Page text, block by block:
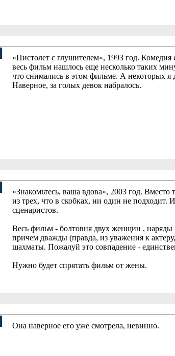
«Пистолет с глушителем», 1993 год.
весь фильм нашлось еще несколько таких
что снимались в этом фильме. А некоторых
Наверное, за голых девок набралось.
«Знакомьтесь, ваша вдова», 2003 год.
из трех, что в скобках, ни один не подходит.
сценаристов.
Весь фильм - болтовня двух женщин ,
причем дважды (правда, из уважения к
шахматы. Пожалуй это совпадение -
Нужно будет спрятать фильм от жены.
Она наверное его уже смотрела, невинно.